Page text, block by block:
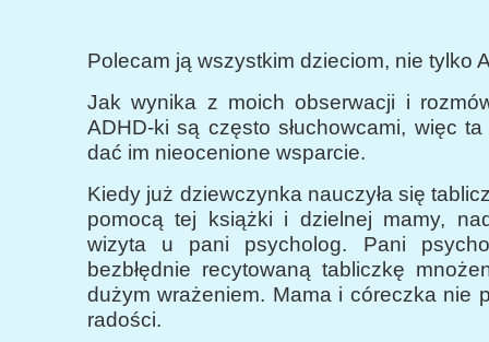
Polecam ją wszystkim dzieciom, nie tylko
Jak wynika z moich obserwacji i
ADHD-ki są często słuchowcami, więc
dać im nieocenione wsparcie.
Kiedy już dziewczynka nauczyła się
pomocą tej książki i dzielnej mamy,
wizyta u pani psycholog. Pani
bezbłędnie recytowaną tabliczkę
dużym wrażeniem. Mama i córeczka nie
radości.